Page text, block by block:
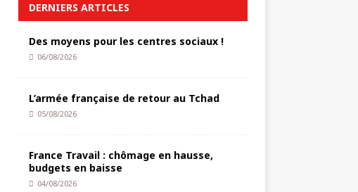
DERNIERS ARTICLES
Des moyens pour les centres sociaux !
06/08/2026
L’armée française de retour au Tchad
05/08/2026
France Travail : chômage en hausse,
budgets en baisse
04/08/2026